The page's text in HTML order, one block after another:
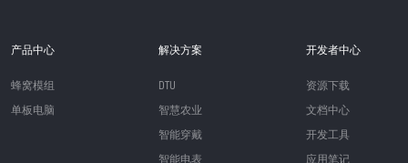
产品中心
蜂窝模组
单板电脑
解决方案
DTU
智慧农业
智能穿戴
智能电表
开发者中心
资源下载
文档中心
开发工具
应用笔记